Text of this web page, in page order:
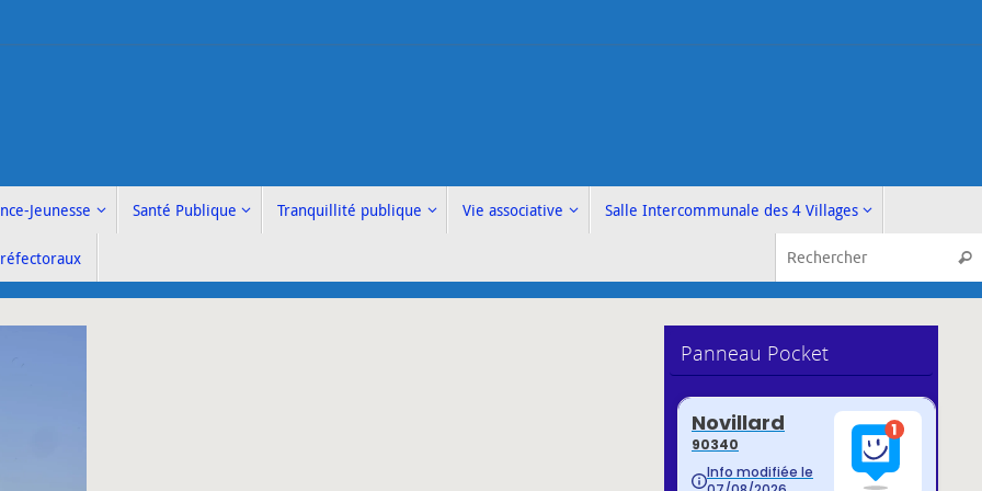
Jeunesse Santé Publique Tranquillité publique Vie associative Salle Intercommunale des 4 Villages
Panneau Pocket